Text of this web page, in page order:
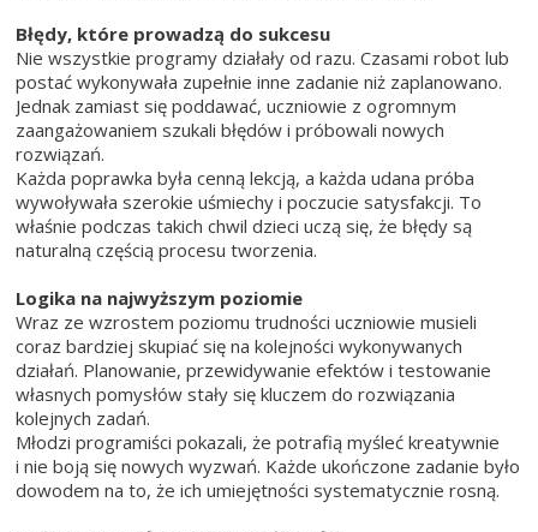
Błędy, które prowadzą do sukcesu
Nie wszystkie programy działały od razu. Czasami robot lub
postać wykonywała zupełnie inne zadanie niż zaplanowano.
Jednak zamiast się poddawać, uczniowie z ogromnym
zaangażowaniem szukali błędów i próbowali nowych
rozwiązań.
Każda poprawka była cenną lekcją, a każda udana próba
wywoływała szerokie uśmiechy i poczucie satysfakcji. To
właśnie podczas takich chwil dzieci uczą się, że błędy są
naturalną częścią procesu tworzenia.
Logika na najwyższym poziomie
Wraz ze wzrostem poziomu trudności uczniowie musieli
coraz bardziej skupiać się na kolejności wykonywanych
działań. Planowanie, przewidywanie efektów i testowanie
własnych pomysłów stały się kluczem do rozwiązania
kolejnych zadań.
Młodzi programiści pokazali, że potrafią myśleć kreatywnie
i nie boją się nowych wyzwań. Każde ukończone zadanie było
dowodem na to, że ich umiejętności systematycznie rosną.